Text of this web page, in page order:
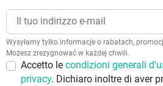
Wysyłamy tylko informacje o rabatach,
Możesz zrezygnować w każdej chwili.
Accetto le condizioni generali
privacy. Dichiaro inoltre di aver